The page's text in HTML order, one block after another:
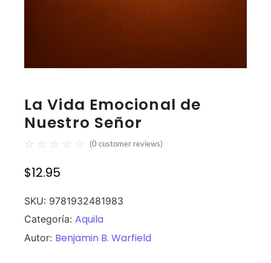
La Vida Emocional de
Nuestro Señor
☆ ☆ ☆ ☆ ☆ (0 customer reviews)
$12.95
SKU: 9781932481983
Categoría: Aquila
Autor: Benjamin B. Warfield